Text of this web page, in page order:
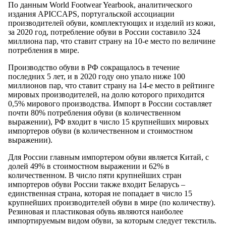
По данным World Footwear Yearbook, аналитического
издания APICCAPS, португальской ассоциации
производителей обуви, комплектующих и изделий из кожи,
за 2020 год, потребление обуви в России составило 324
миллиона пар, что ставит страну на 10-е место по величине
потребления в мире.
Производство обуви в РФ сокращалось в течение
последних 5 лет, и в 2020 году оно упало ниже 100
миллионов пар, что ставит страну на 14-е место в рейтинге
мировых производителей, на долю которого приходится
0,5% мирового производства. Импорт в России составляет
почти 80% потребления обуви (в количественном
выражении), РФ входит в число 15 крупнейших мировых
импортеров обуви (в количественном и стоимостном
выражении).
Для России главным импортером обуви является Китай, с
долей 49% в стоимостном выражении и 62% в
количественном. В число пяти крупнейших стран
импортеров обуви России также входит Беларусь –
единственная страна, которая не попадает в число 15
крупнейших производителей обуви в мире (по количеству).
Резиновая и пластиковая обувь являются наиболее
импортируемым видом обуви, за которым следует текстиль.